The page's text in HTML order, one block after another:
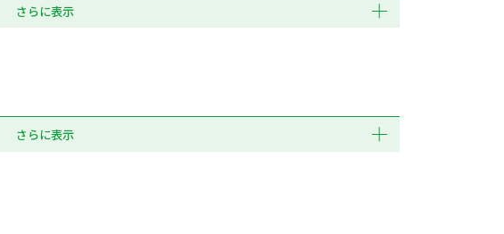
さらに表示
さらに表示